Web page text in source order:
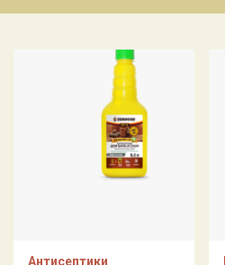
Антисептики